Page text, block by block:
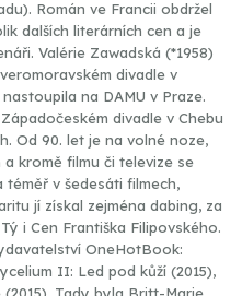
Román ve Francii obdržel
dalších literárních cen a je
Valérie Zawadská (*1958)
divadle v
na DAMU v Praze.
divadle v Chebu
Od 90. let je na volné noze,
kromě filmu či televize se
v šedesáti filmech,
jí získal zejména dabing, za
i Cen Františka Filipovského.
OneHotBook:
II: Led pod kůží (2015),